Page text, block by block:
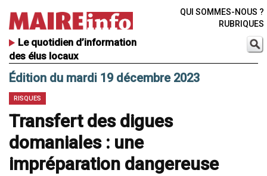
Le quotidien d’information
des élus locaux
QUI SOMMES-NOUS ?
RUBRIQUES
Édition du mardi 19 décembre 2023
RISQUES
Transfert des digues
domaniales : une
impréparation dangereuse